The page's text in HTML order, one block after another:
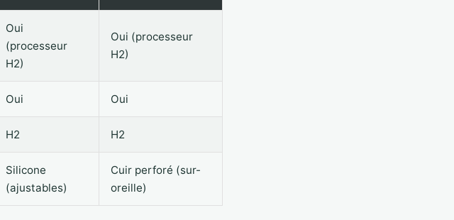
Oui
(processeur
H2)
Oui (processeur
H2)
Oui Oui
H2 H2
Silicone
(ajustables)
Cuir perforé (sur-
oreille)